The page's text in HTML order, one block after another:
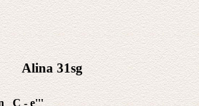
- e'''